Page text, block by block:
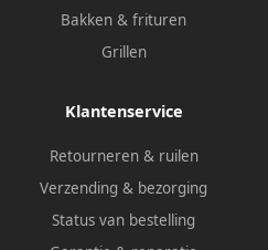
Bakken & frituren
Grillen
Klantenservice
Retourneren & ruilen
Verzending & bezorging
Status van bestelling